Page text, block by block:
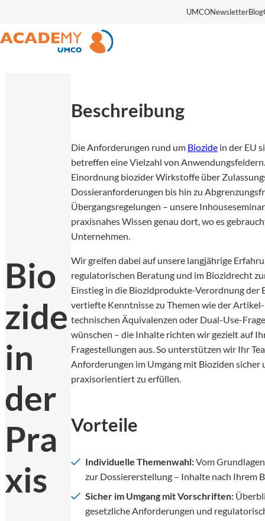
UMCONewsletterBlog
Bio
zide
in
der
Pra
xis
Beschreibung
Die Anforderungen rund um Biozide in der EU
betreffen eine Vielzahl von
Einordnung biozider Wirkstoffe über
Dossieranforderungen bis hin zu
Übergangsregelungen – unsere
praxisnahes Wissen genau dort, wo es
Unternehmen.
Wir greifen dabei auf unsere langjährige
regulatorischen Beratung und im Biozidrecht
Einstieg in die Biozidprodukte-Verordnung der
vertiefte Kenntnisse zu Themen wie der
technischen Äquivalenzen oder Dual-Use-
wünschen – die Inhalte richten wir gezielt auf
Fragestellungen aus. So unterstützen wir Ihr
Anforderungen im Umgang mit Bioziden sicher
praxisorientiert zu erfüllen.
Vorteile
Individuelle Themenwahl:Vom
zur Dossiererstellung – Inhalte nach Ihrem
Sicher im Umgang mit Vorschriften:
gesetzliche Anforderungen und